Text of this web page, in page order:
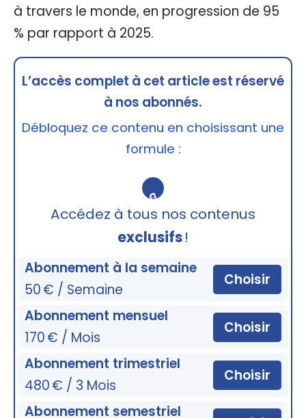
à travers le monde, en progression de 95
% par rapport à 2025.
L’accès complet à cet article est réservé
à nos abonnés.
Débloquez ce contenu en choisissant une
formule :
🔒
Accédez à tous nos contenus
exclusifs!
Abonnement à la semaine
50 € / Semaine
Choisir
Abonnement mensuel
170 € / Mois
Choisir
Abonnement trimestriel
480 € / 3 Mois
Choisir
Abonnement semestriel